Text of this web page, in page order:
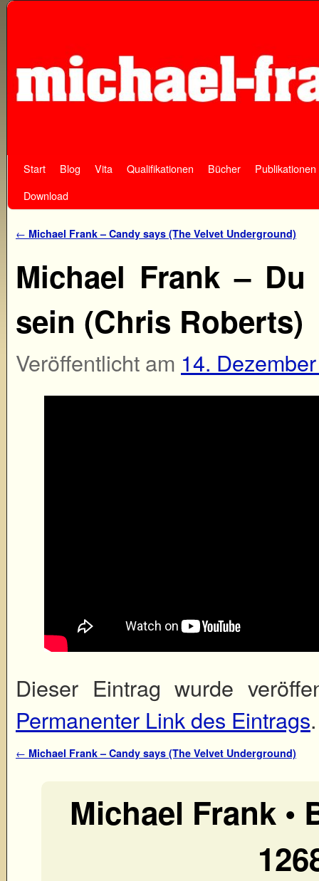
Zum Inhalt wechseln
Zum sekundären Inhalt wechseln
Start Blog Vita Qualifikationen Bücher
Publikationen
Download
Artikelnavigation
← Michael Frank – Candy says (The Velvet Underground)
Michael Frank –
sein (Chris Roberts)
Veröffentlicht am 14.
Dieser Eintrag wurde
Permanenter Link des Eintrags.
Artikelnavigation
← Michael Frank – Candy says (The Velvet Underground)
Michael Frank •